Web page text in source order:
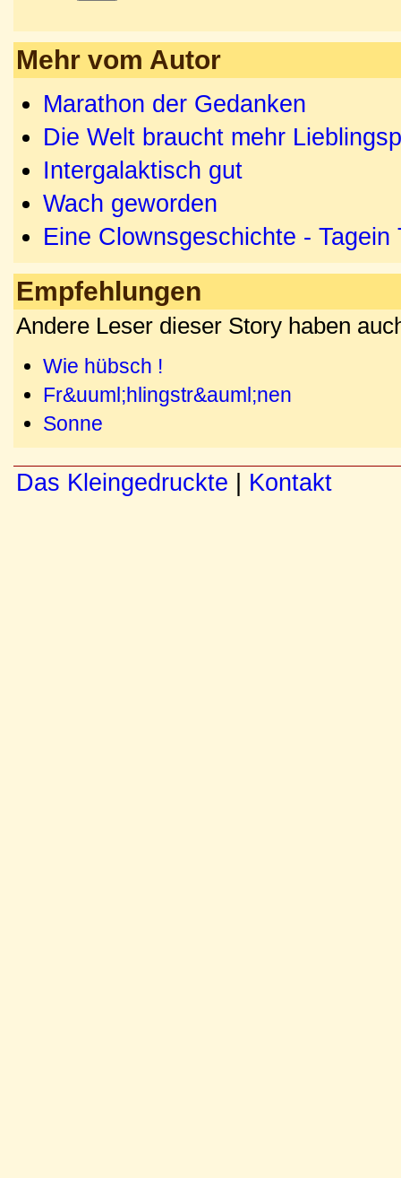
Mehr vom Autor
Marathon der Gedanken
Die Welt braucht mehr
Intergalaktisch gut
Wach geworden
Eine Clownsgeschichte - Tagein
Empfehlungen
Andere Leser dieser Story haben
Wie hübsch !
Fr&uuml;hlingstr&auml;nen
Sonne
Das Kleingedruckte Kontakt